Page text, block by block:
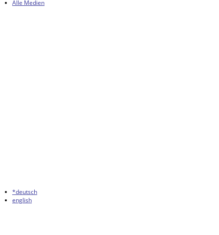
Alle Medien
*deutsch
english